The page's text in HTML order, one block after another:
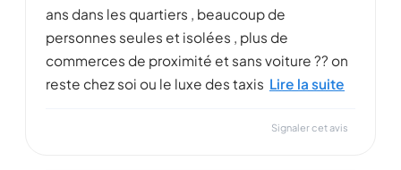
ans dans les quartiers , beaucoup de
personnes seules et isolées , plus de
commerces de proximité et sans voiture ?? on
reste chez soi ou le luxe des taxis Lire la suite
Signaler cet avis